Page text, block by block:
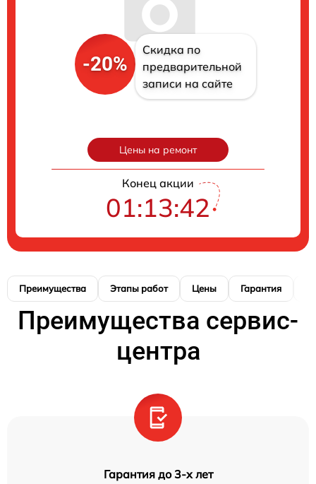
-20%
Скидка по
предварительной
записи на сайте
Цены на ремонт
Конец акции
01:13:41
Преимущества Этапы работ Цены Гарантия
Преимущества сервис-
центра
Гарантия до 3-х лет